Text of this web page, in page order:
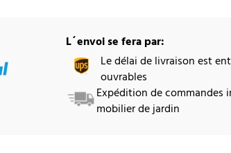
L´envoi se fera par:
Le délai de livraison est
ouvrables
Expédition de commandes
mobilier de jardin